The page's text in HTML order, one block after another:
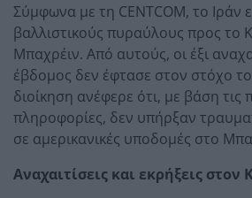
Σύμφωνα με τη CENTCOM, το Ιράν
βαλλιστικούς πυραύλους προς το
Μπαχρέιν. Από αυτούς, οι έξι
έβδομος δεν έφτασε στον στόχο
διοίκηση ανέφερε ότι, με βάση τις
πληροφορίες, δεν υπήρξαν
σε αμερικανικές υποδομές στο
Αναχαιτίσεις και εκρήξεις στον